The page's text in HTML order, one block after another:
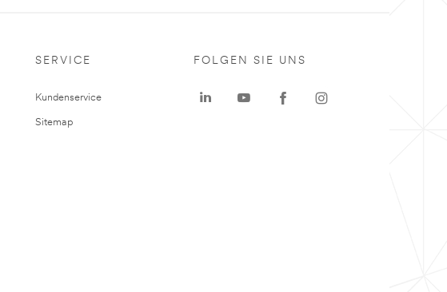
SERVICE
Kundenservice
Sitemap
FOLGEN SIE UNS